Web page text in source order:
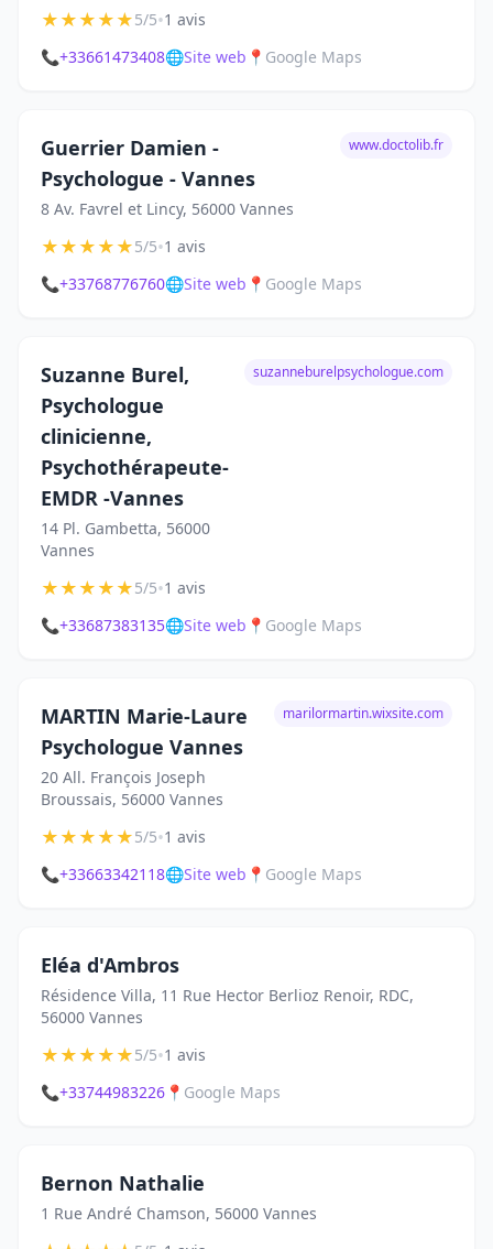
★★★★★5/5•1 avis
📞+33661473408🌐Site web 📍 Google Maps
Guerrier Damien -
Psychologue - Vannes
8 Av. Favrel et Lincy, 56000 Vannes
www.doctolib.fr
★★★★★5/5•1 avis
📞+33768776760🌐Site web 📍 Google Maps
Suzanne Burel,
Psychologue
clinicienne,
Psychothérapeute-
EMDR -Vannes
14 Pl. Gambetta, 56000
Vannes
suzanneburelpsychologue.com
★★★★★5/5•1 avis
📞+33687383135🌐Site web 📍 Google Maps
MARTIN Marie-Laure
Psychologue Vannes
20 All. François Joseph
Broussais, 56000 Vannes
marilormartin.wixsite.com
★★★★★5/5•1 avis
📞+33663342118🌐Site web 📍 Google Maps
Eléa d'Ambros
Résidence Villa, 11 Rue Hector Berlioz Renoir, RDC,
56000 Vannes
★★★★★5/5•1 avis
📞+33744983226 📍 Google Maps
Bernon Nathalie
1 Rue André Chamson, 56000 Vannes